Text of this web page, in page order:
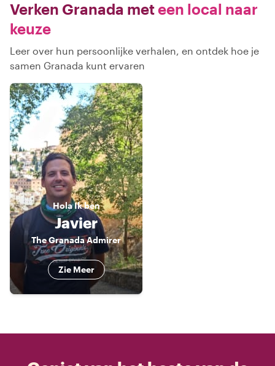
Verken Granada meteen local naar
keuze
Leer over hun persoonlijke verhalen, en ontdek hoe je
samen Granada kunt ervaren
HolaIk ben
Javier
The Granada Admirer
Zie Meer